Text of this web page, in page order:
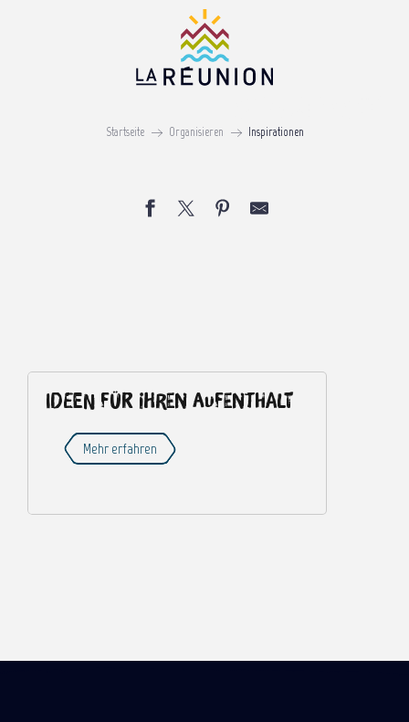
Startseite Organisieren Inspirationen
Ideen für Ihren Aufenthalt
Mehr erfahren